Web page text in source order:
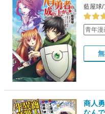
藍屋球/
青年漫
商人
なん